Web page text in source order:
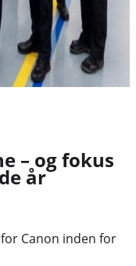
– og fokus
år
Canon inden for